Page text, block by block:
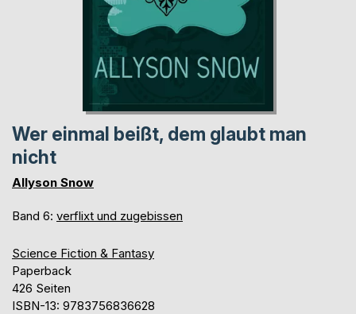
Wer einmal beißt, dem glaubt man
nicht
Allyson Snow
Band 6: verflixt und zugebissen
Science Fiction & Fantasy
Paperback
426 Seiten
ISBN-13: 9783756836628